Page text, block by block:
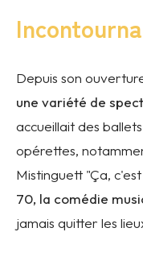
Depuis son
une variété de
accueillait des
opérettes,
Mistinguett "Ça,
70, la comédie
jamais quitter les